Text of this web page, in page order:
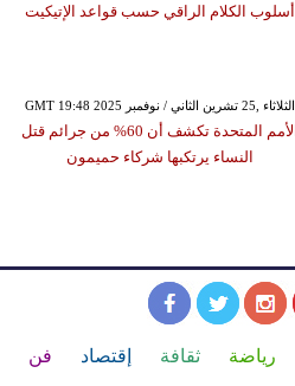
أسلوب الكلام الراقي حسب قواعد الإتيكيت
GMT 19:48 2025 الثلاثاء ,25 تشرين الثاني / نوفمبر
الأمم المتحدة تكشف أن 60% من جرائم قتل
النساء يرتكبها شركاء حميمون
رياضة ثقافة إقتصاد فن